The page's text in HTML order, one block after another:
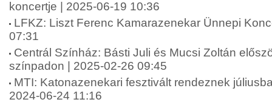
koncertje | 2025-06-19 10:36
LFKZ: Liszt Ferenc Kamarazenekar Ünnepi
07:31
Centrál Színház: Básti Juli és Mucsi Zoltán
színpadon | 2025-02-26 09:45
MTI: Katonazenekari fesztivált rendeznek
2024-06-24 11:16